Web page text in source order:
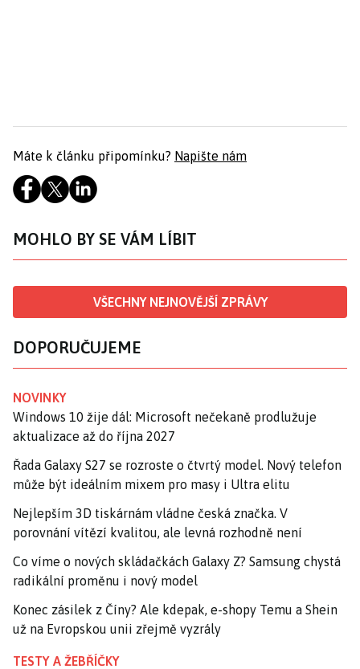
Máte k článku připomínku? Napište nám
MOHLO BY SE VÁM LÍBIT
VŠECHNY NEJNOVĚJŠÍ ZPRÁVY
DOPORUČUJEME
NOVINKY
Windows 10 žije dál: Microsoft nečekaně prodlužuje
aktualizace až do října 2027
Řada Galaxy S27 se rozroste o čtvrtý model. Nový telefon
může být ideálním mixem pro masy i Ultra elitu
Nejlepším 3D tiskárnám vládne česká značka. V
porovnání vítězí kvalitou, ale levná rozhodně není
Co víme o nových skládačkách Galaxy Z? Samsung chystá
radikální proměnu i nový model
Konec zásilek z Číny? Ale kdepak, e-shopy Temu a Shein
už na Evropskou unii zřejmě vyzrály
TESTY A ŽEBŘÍČKY